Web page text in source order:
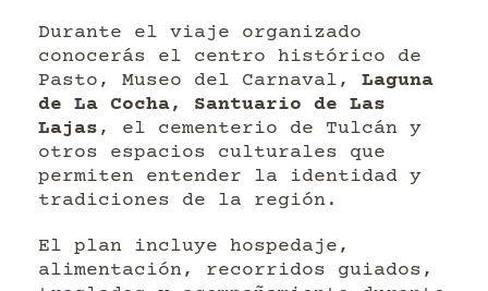
Durante el viaje organizado
conocerás el centro histórico de
Pasto, Museo del Carnaval, Laguna
de La Cocha, Santuario de Las
Lajas , el cementerio de Tulcán y
otros espacios culturales que
permiten entender la identidad y
tradiciones de la región.
El plan incluye hospedaje,
alimentación, recorridos guiados,